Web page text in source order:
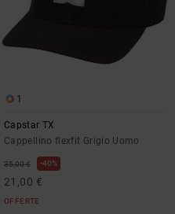
1
Capstar TX
Cappellino flexfit Grigio Uomo
35,00 € 40%
21,00 €
OFFERTE